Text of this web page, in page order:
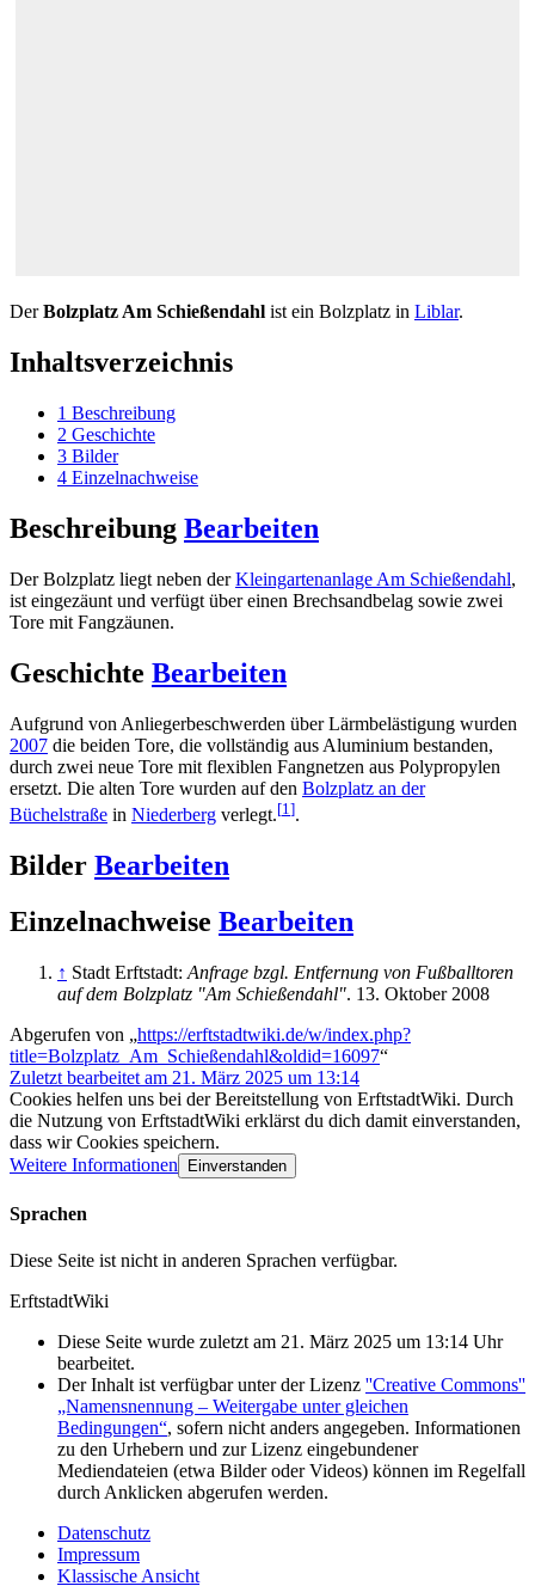
DerBolzplatz Am Schießendahl ist ein Bolzplatz in Liblar.
Inhaltsverzeichnis
1 Beschreibung
2 Geschichte
3 Bilder
4 Einzelnachweise
Beschreibung Bearbeiten
Der Bolzplatz liegt neben derKleingartenanlage Am Schießendahl,
ist eingezäunt und verfügt über einen Brechsandbelag sowie zwei
Tore mit Fangzäunen.
Geschichte Bearbeiten
Aufgrund von Anliegerbeschwerden über Lärmbelästigung wurden
2007 die beiden Tore, die vollständig aus Aluminium bestanden,
durch zwei neue Tore mit flexiblen Fangnetzen aus Polypropylen
ersetzt. Die alten Tore wurden auf den Bolzplatz an der
Büchelstraße in Niederberg verlegt.[1 ].
Bilder Bearbeiten
Einzelnachweise Bearbeiten
↑ Stadt Erftstadt: Anfrage bzgl. Entfernung von Fußballtoren
auf dem Bolzplatz "Am Schießendahl". 13. Oktober 2008
Abgerufen von „https://erftstadtwiki.de/w/index.php?
title=Bolzplatz_Am_Schießendahl&oldid=16097“
Zuletzt bearbeitet am 21. März 2025 um 13:14
Cookies helfen uns bei der Bereitstellung von ErftstadtWiki. Durch
die Nutzung von ErftstadtWiki erklärst du dich damit einverstanden,
dass wir Cookies speichern.
Weitere Informationen
Einverstanden
Sprachen
Diese Seite ist nicht in anderen Sprachen verfügbar.
ErftstadtWiki
Diese Seite wurde zuletzt am 21. März 2025 um 13:14 Uhr
bearbeitet.
Der Inhalt ist verfügbar unter der Lizenz ''Creative Commons''
„Namensnennung – Weitergabe unter gleichen
Bedingungen“, sofern nicht anders angegeben. Informationen
zu den Urhebern und zur Lizenz eingebundener
Mediendateien (etwa Bilder oder Videos) können im Regelfall
durch Anklicken abgerufen werden.
Datenschutz
Impressum
Klassische Ansicht